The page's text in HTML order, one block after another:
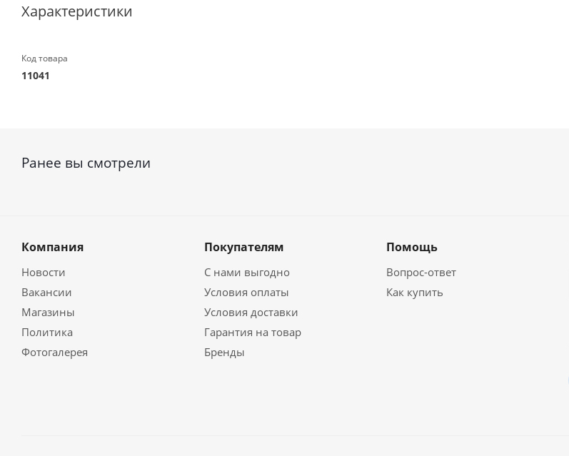
Характеристики
Код товара
11041
Ранее вы смотрели
Компания
Новости
Вакансии
Магазины
Политика
Фотогалерея
Покупателям
С нами выгодно
Условия оплаты
Условия доставки
Гарантия на товар
Бренды
Помощь
Вопрос-ответ
Как купить